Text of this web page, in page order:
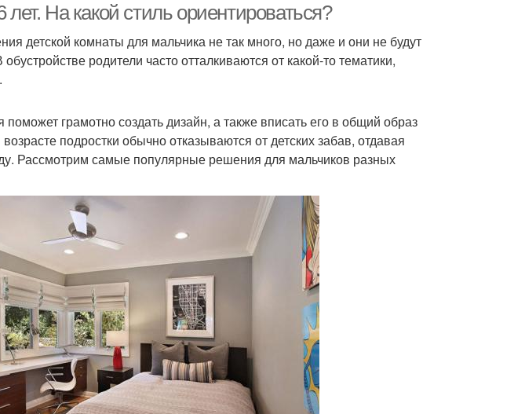
На какой стиль ориентироваться?
детской комнаты для мальчика не так много, но даже и они не будут
родители часто отталкиваются от какой-то тематики,
грамотно создать дизайн, а также вписать его в общий образ
подростки обычно отказываются от детских забав, отдавая
Рассмотрим самые популярные решения для мальчиков разных